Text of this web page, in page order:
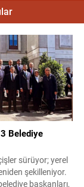
Belediye
sürüyor; yerel
şekilleniyor.
başkanları,